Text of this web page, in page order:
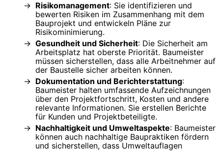
Risikomanagement: Sie identifizieren und
bewerten Risiken im Zusammenhang mit dem
Bauprojekt und entwickeln Pläne zur
Risikominimierung.
Gesundheit und Sicherheit: Die Sicherheit am
Arbeitsplatz hat oberste Priorität. Baumeister
müssen sicherstellen, dass alle Arbeitnehmer auf
der Baustelle sicher arbeiten können.
Dokumentation und Berichterstattung:
Baumeister halten umfassende Aufzeichnungen
über den Projektfortschritt, Kosten und andere
relevante Informationen. Sie erstellen Berichte
für Kunden und Projektbeteiligte.
Nachhaltigkeit und Umweltaspekte: Baumeister
können auch nachhaltige Baupraktiken fördern
und sicherstellen, dass Umweltauflagen